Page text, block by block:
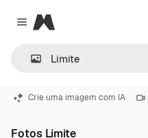
Close menu
Magnific
Crie uma imagem com IA
Fotos Limite